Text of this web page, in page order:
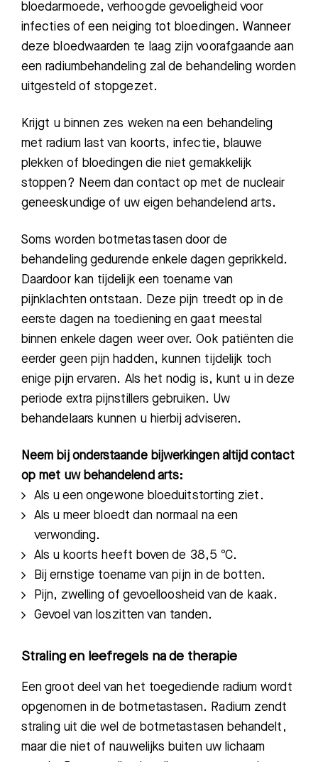
bloedarmoede, verhoogde gevoeligheid voor
infecties of een neiging tot bloedingen. Wanneer
deze bloedwaarden te laag zijn voorafgaande aan
een radiumbehandeling zal de behandeling worden
uitgesteld of stopgezet.
Krijgt ubinnen zes weken na een behandeling
met radium last van koorts, infectie, blauwe
plekken of bloedingen die niet gemakkelijk
stoppen? Neem dan contact op met de nucleair
geneeskundige of uw eigen behandelend arts.
Soms worden botmetastasen door de
behandeling gedurende enkele dagen geprikkeld.
Daardoor kan tijdelijk een toename van
pijnklachten ontstaan. Deze pijn treedt op in de
eerste dagen na toediening en gaat meestal
binnen enkele dagen weer over. Ook patiënten die
eerder geen pijn hadden, kunnen tijdelijk toch
enige pijn ervaren. Als het nodig is, kunt u in deze
periode extra pijnstillers gebruiken. Uw
behandelaars kunnen u hierbij adviseren.
Neem bij onderstaande bijwerkingen altijd contact
op met uw behandelend arts:
Als u een ongewone bloeduitstorting ziet.
Als u meer bloedt dan normaal na een
verwonding.
Als u koorts heeft boven de 38,5 ºC.
Bij ernstige toename van pijn in de botten.
Pijn, zwelling of gevoelloosheid van de kaak.
Gevoel van loszitten van tanden.
Straling en leefregels na de therapie
Een groot deel van het toegediende radium wordt
opgenomen in de botmetastasen. Radium zendt
straling uit die wel de botmetastasen behandelt,
maar die niet of nauwelijks buiten uw lichaam